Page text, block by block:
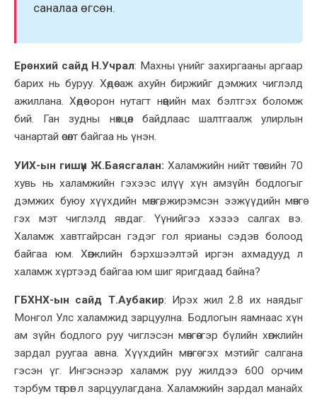
саналаа өгсөн.
Ерөнхий сайд Н .Учрал: Махны үнийг захиргааны аргаар
барих нь буруу. Хөдөө аж ахуйн биржийг дэмжих чиглэлд
ажиллана. Хөдөө орон нутагт нөөцийн мах бэлтгэх боломж
бий.
Ган зудны нөхцөл байдлаас шалтгаалж улирлын
чанартай өсөлт байгаа нь үнэн.
УИХ-ын гишүүн Ж.Баясгалан: Халамжийн нийт төсвийн 70
хувь нь халамжийн гэхээс илүү хүн амзүйн бодлогыг
дэмжих буюу хүүхдийн мөнгө, жирэмсэн ээжүүдийн мөнгө
гэх мэт чиглэлд явдаг. Үүнийгээ хэзээ салгах вэ.
Халамж хавтгайрсан гэдэг гол ярианы сэдэв болоод
байгаа юм. Хөгжлийн бэрхшээлтэй иргэн ахмадууд л
халамж хүртээд байгаа юм шиг яригдаад байна?
ГБХНХ-ын сайд Т.Аубакир: Ирэх жил 2.8 их наядыг
Монгол Улс халамжид зарцуулна. Бодлогын яамнаас хүн
ам зүйн бодлого руу чиглэсэн мөнгөө гэр бүлийн хөгжлийн
зардал руугаа авна. Хүүхдийн мөнгө гэх мэтийг салгана
гэсэн үг. Ингэснээр халамж руу жилдээ 600 орчим
тэрбум төгрөг л зарцуулагдана. Халамжийн зардал манайх